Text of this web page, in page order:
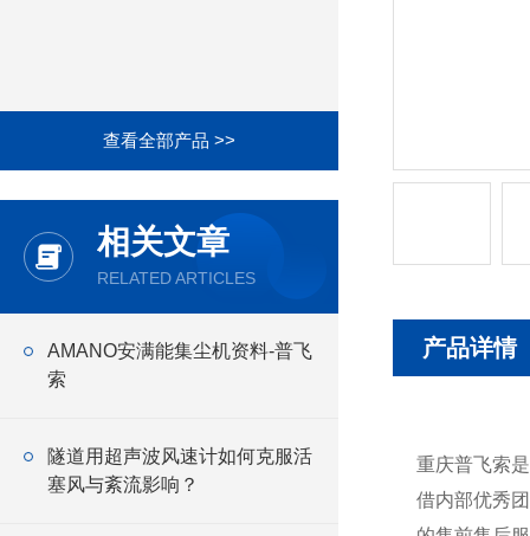
查看全部产品 >>
相关文章
RELATED ARTICLES
AMANO安满能集尘机资料-普飞
索
隧道用超声波风速计如何克服活
塞风与紊流影响？
产品详情
重庆普飞索
借内部优秀